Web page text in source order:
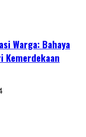
Warga: Bahaya
Kemerdekaan